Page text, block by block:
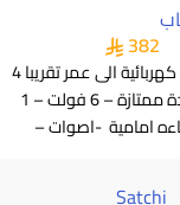
382
دباب اطفال كهربائية الى عمر تقريبا 4
سنوات بجودة ممتازة – 6 فولت – 1
امامية -اصوات –
Satchi